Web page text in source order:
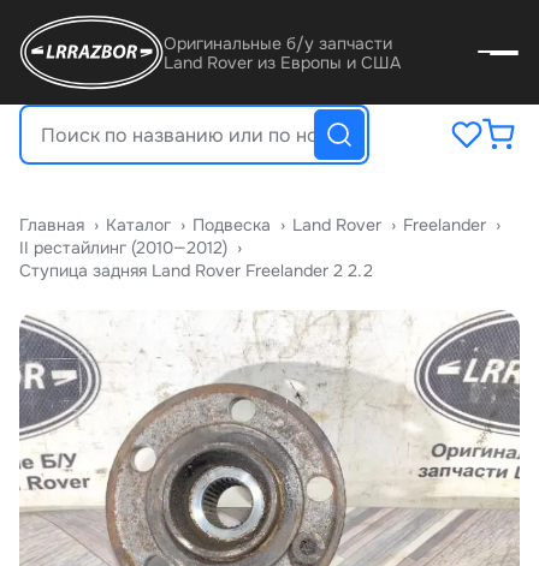
Оригинальные б/у запчасти
Land Rover из Европы и США
Главная › Катало › Подвеска › Land Rover › Freelander ›
II рестайлинг (2010—2012) ›
Ступица задняя Land Rover Freelander 2 2.2